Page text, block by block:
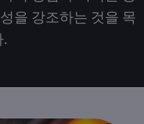
을 강조하는 것을 목